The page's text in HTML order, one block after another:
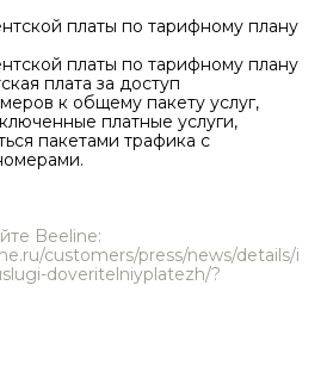
платы по тарифному плану
платы по тарифному плану
плата за доступ
к общему пакету услуг,
платные услуги,
пакетами трафика с
Beeline:
customers/press/news/details/i
doveritelniyplatezh/?